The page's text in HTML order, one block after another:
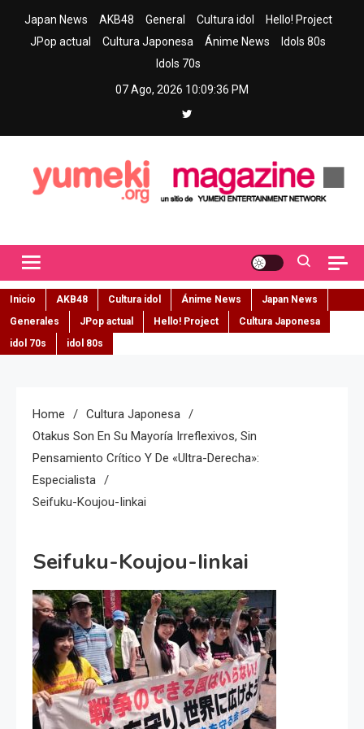
Japan News AKB48 General Cultura idol
Hello! Project
JPop actual
Cultura Japonesa Ánime News
Idols 80s
Idols 70s
07 Ago, 2026 10:09:37 PM
Inicio AKB48 Cultura idol Ánime News
Japan News
Generales
JPop actual Hello! Project
Cultura Japonesa
idol 70s
idol 80s
Home
Cultura Japonesa
Otakus Son En Su Mayoría Irreflexivos, Sin
Pensamiento Crítico Y De «ultra-Derecha»:
Especialista
Seifuku-Koujou-Iinkai
Seifuku-Koujou-Iinkai